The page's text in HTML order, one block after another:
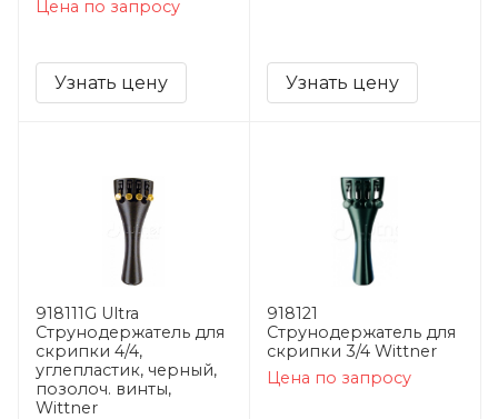
Цена по запросу
Узнать цену Узнать цену
918111G Ultra
Струнодержатель для
скрипки 4/4,
углепластик, черный,
позолоч. винты,
Wittner
918121
Струнодержатель для
скрипки 3/4 Wittner
Цена по запросу